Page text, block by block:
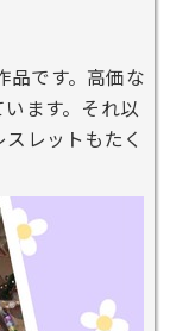
品です。高価な
ます。それ以
レットもたく